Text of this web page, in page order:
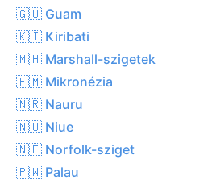
🇬🇺 Guam
🇰🇮 Kiribati
🇲🇭 Marshall-szigetek
🇫🇲 Mikronézia
🇳🇷 Nauru
🇳🇺 Niue
🇳🇫 Norfolk-sziget
🇵🇼 Palau